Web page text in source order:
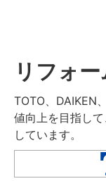
リフォ
TOTO、DAIKEN
値向上を目指し
しています。